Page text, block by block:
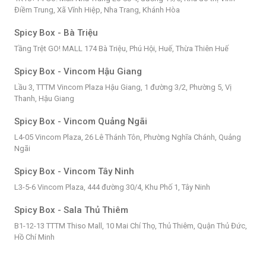
Điềm Trung, Xã Vĩnh Hiệp, Nha Trang, Khánh Hòa
Spicy Box - Bà Triệu
Tầng Trệt GO! MALL 174 Bà Triệu, Phú Hội, Huế, Thừa Thiên Huế
Spicy Box - Vincom Hậu Giang
Lầu 3, TTTM Vincom Plaza Hậu Giang, 1 đường 3/2, Phường 5, Vị
Thanh, Hậu Giang
Spicy Box - Vincom Quảng Ngãi
L4-05 Vincom Plaza, 26 Lê Thánh Tôn, Phường Nghĩa Chánh, Quảng
Ngãi
Spicy Box - Vincom Tây Ninh
L3-5-6 Vincom Plaza, 444 đường 30/4, Khu Phố 1, Tây Ninh
Spicy Box - Sala Thủ Thiêm
B1-12-13 TTTM Thiso Mall, 10 Mai Chí Thọ, Thủ Thiêm, Quận Thủ Đức,
Hồ Chí Minh